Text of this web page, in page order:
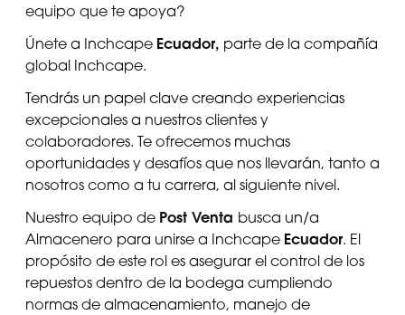
equipo que te apoya?
Únete a Inchcape Ecuador, parte de la compañía
global Inchcape.
Tendrás un papel clave creando experiencias
excepcionales a nuestros clientes y
colaboradores. Te ofrecemos muchas
oportunidades y desafíos que nos llevarán, tanto a
nosotros como a tu carrera, al siguiente nivel.
Nuestro equipo de Post Venta busca un/a
Almacenero para unirse a Inchcape Ecuador. El
propósito de este rol es asegurar el control de los
repuestos dentro de la bodega cumpliendo
normas de almacenamiento, manejo de